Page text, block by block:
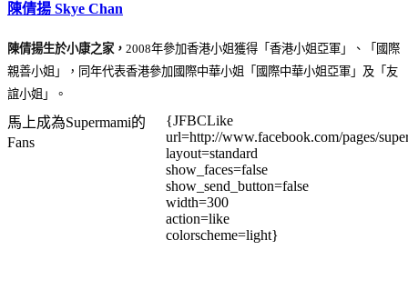
陳倩揚 Skye Chan
陳倩揚生於小康之家， 2008年參加香港小姐獲得「香港小姐亞軍」、「國際
親善小姐」，同年代表香港參加國際中華小姐「國際中華小姐亞軍」及「友
誼小姐」。
馬上成為Supermami的
Fans
{JFBCLike
url=http://www.facebook.com/pages/
layout=standard
show_faces=false
show_send_button=false
width=300
action=like
colorscheme=light}